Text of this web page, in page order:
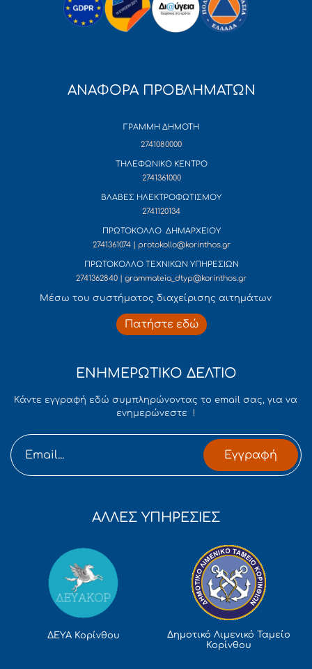
ΑΝΑΦΟΡΑ ΠΡΟΒΛΗΜΑΤΩΝ
ΓΡΑΜΜΗ ΔΗΜΟΤΗ
2741080000
ΤΗΛΕΦΩΝΙΚΟ ΚΕΝΤΡΟ
2741361000
ΒΛΑΒΕΣ ΗΛΕΚΤΡΟΦΩΤΙΣΜΟΥ
2741120134
ΠΡΩΤΟΚΟΛΛΟ ΔΗΜΑΡΧΕΙΟΥ
2741361074 | protokollo@korinthos.gr
ΠΡΩΤΟΚΟΛΛΟ ΤΕΧΝΙΚΩΝ ΥΠΗΡΕΣΙΩΝ
2741362840 | grammateia_dtyp@korinthos.gr
Mέσω του συστήματος διαχείρισης αιτημάτων
Πατήστε εδώ
ΕΝΗΜΕΡΩΤΙΚΟ ΔΕΛΤΙΟ
Κάντε εγγραφή εδώ συμπληρώνοντας το email σας, για να
ενημερώνεστε !
Εγγραφή
ΑΛΛΕΣ ΥΠΗΡΕΣΙΕΣ
ΔΕΥΑ Κορίνθου
Δημοτικό Λιμενικό Ταμείο
Κορίνθου